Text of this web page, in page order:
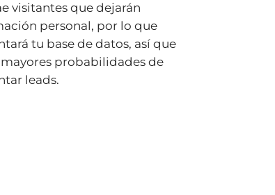
visitantes que dejarán
personal, por lo que
tu base de datos, así que
probabilidades de
leads.